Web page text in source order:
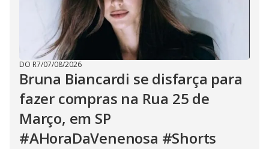
DO R7/07/08/2026
Bruna Biancardi se disfarça para
fazer compras na Rua 25 de
Março, em SP
#AHoraDaVenenosa #Shorts